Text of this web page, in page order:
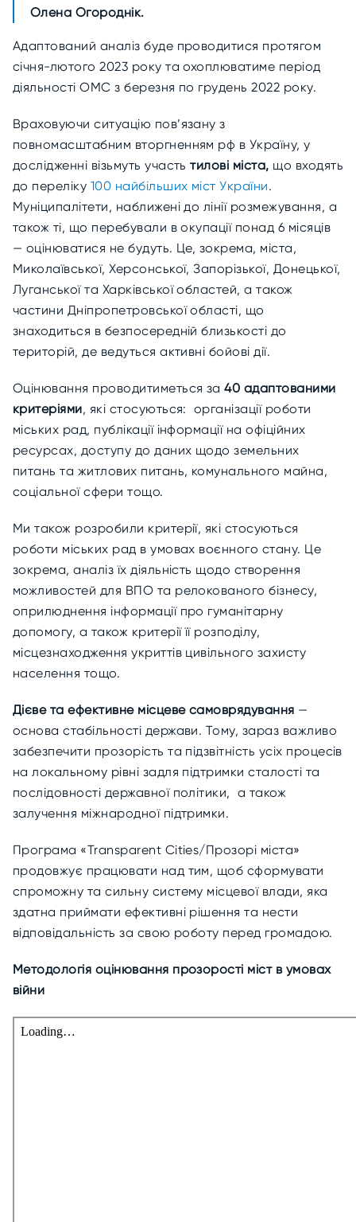
Олена Огороднік.
Адаптований аналіз буде проводитися протягом
січня-лютого 2023 року та охоплюватиме період
діяльності ОМС з березня по грудень 2022 року.
Враховуючи ситуацію пов’язану з
повномасштабним вторгненням рф в Україну, у
дослідженні візьмуть участьтилові міста, що входять
до переліку 100 найбільших міст України.
Муніципалітети, наближені до лінії розмежування, а
також ті, що перебували в окупації понад 6 місяців
— оцінюватися не будуть. Це, зокрема, міста,
Миколаївської, Херсонської, Запорізької, Донецької,
Луганської та Харківської областей, а також
частини Дніпропетровської області, що
знаходиться в безпосередній близькості до
територій, де ведуться активні бойові дії.
Оцінювання проводитиметься за40 адаптованими
критеріями, які стосуються: організації роботи
міських рад, публікації інформації на офіційних
ресурсах, доступу до даних щодо земельних
питань та житлових питань, комунального майна,
соціальної сфери тощо.
Ми також розробили критерії, які стосуються
роботи міських рад в умовах воєнного стану. Це
зокрема, аналіз їх діяльність щодо створення
можливостей для ВПО та релокованого бізнесу,
оприлюднення інформації про гуманітарну
допомогу, а також критерії її розподілу,
місцезнаходження укриттів цивільного захисту
населення тощо.
Дієве та ефективне місцеве самоврядування —
основа стабільності держави. Тому, зараз важливо
забезпечити прозорість та підзвітність усіх процесів
на локальному рівні задля підтримки сталості та
послідовності державної політики, а також
залучення міжнародної підтримки.
Програма «Transparent Cities/Прозорі міста»
продовжує працювати над тим, щоб сформувати
спроможну та сильну систему місцевої влади, яка
здатна приймати ефективні рішення та нести
відповідальність за свою роботу перед громадою.
Методологія оцінювання прозорості міст в умовах
війни